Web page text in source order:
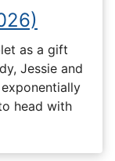
as a gift
Jessie and
head with